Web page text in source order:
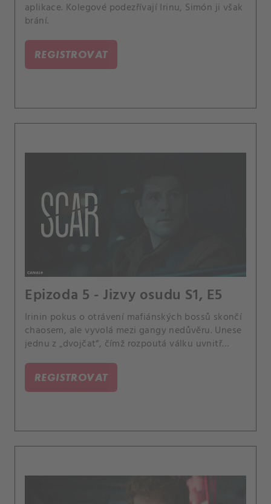
aplikace. Kolegové podezřívají Irinu, Simón ji však
brání.
REGISTROVAT
Epizoda 5 - Jizvy osudu S1, E5
Irinin pokus o otrávení mafiánských bossů skončí
chaosem, ale vyvolá mezi gangy nedůvěru. Unese
jednu z „dvojčat“, čímž rozpoutá válku uvnitř
REGISTROVAT